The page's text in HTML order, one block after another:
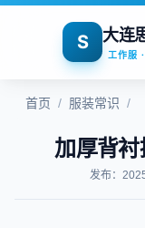
S 大连
工作服
首页 / 服装常识 /
加厚背
发布：